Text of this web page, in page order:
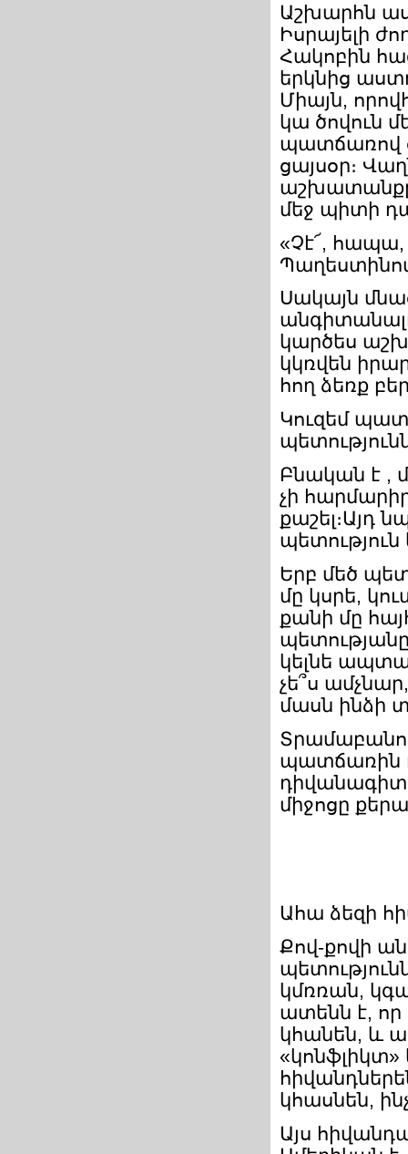
Աշխարհն
Իսրայելի
Հակոբին
երկնից
Միայն,
կա ծովուն
պատճառով
ցայսօր։
աշխատանքը
մեջ պիտի
«Չէ՜,
Սակայն
կարծես
կկռվեն
հող ձեռք
Կուզեմ
Բնական է ,
չի
քաշել։Այդ
Երբ մեծ
մը կսրե,
քանի մը
պետությանը
կելնե
չե՞ս
մասն ինձի
պատճառին
միջոցը
Ահա ձեզի
Քով-քովի
կմռռան,
ատենն է, որ
կհանեն, և
«կոնֆլիկտ»
կհասնեն,
Այս